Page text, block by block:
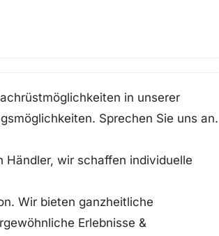
in unserer
Sprechen Sie uns an.
Händler, wir schaffen individuelle
Wir bieten ganzheitliche
Erlebnisse &